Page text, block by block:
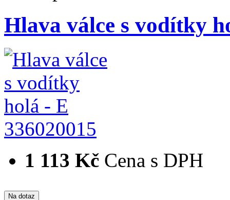
Hlava válce s vodítky
336020015
1 113 Kč Cena s DPH